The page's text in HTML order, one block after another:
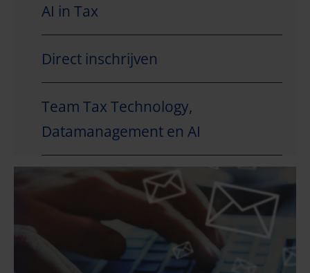
AI in Tax
Direct inschrijven
Team Tax Technology,
Datamanagement en AI